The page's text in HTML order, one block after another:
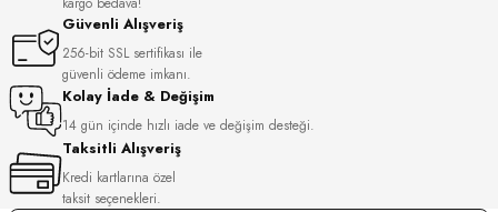
Güvenli Alışveriş
256-bit SSL sertifikası ile
güvenli ödeme imkanı.
Kolay İade & Değişim
14 gün içinde hızlı iade ve değişim desteği.
Taksitli Alışveriş
Kredi kartlarına özel
taksit seçenekleri.